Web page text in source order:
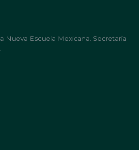
Nueva Escuela Mexicana. Secretaría